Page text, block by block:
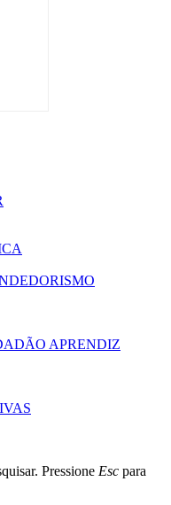
APRENDIZ
Pressione Esc para